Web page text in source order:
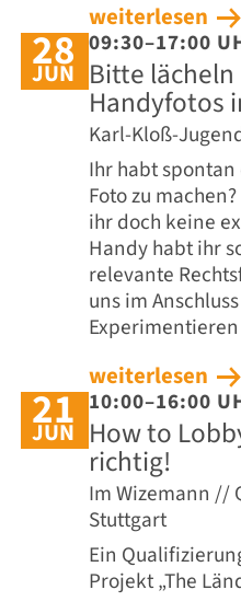
weiterlesen
28
JUN
09:30–17:00
Bitte
Handyfotos
Karl-Kloß-
Ihr habt
Foto zu
ihr doch keine
Handy habt ihr
relevante
uns im
weiterlesen
21
JUN
10:00–16:00
How to
richtig!
Im Wizemann //
Stuttgart
Ein
Projekt „The